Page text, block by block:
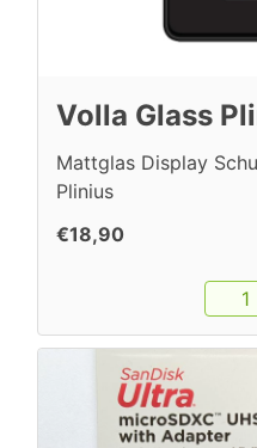
Volla Glass
Mattglas Display
Plinius
€18,90